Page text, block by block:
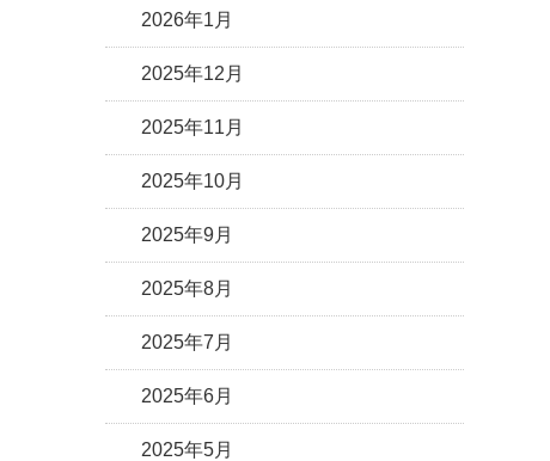
2026年1月
2025年12月
2025年11月
2025年10月
2025年9月
2025年8月
2025年7月
2025年6月
2025年5月